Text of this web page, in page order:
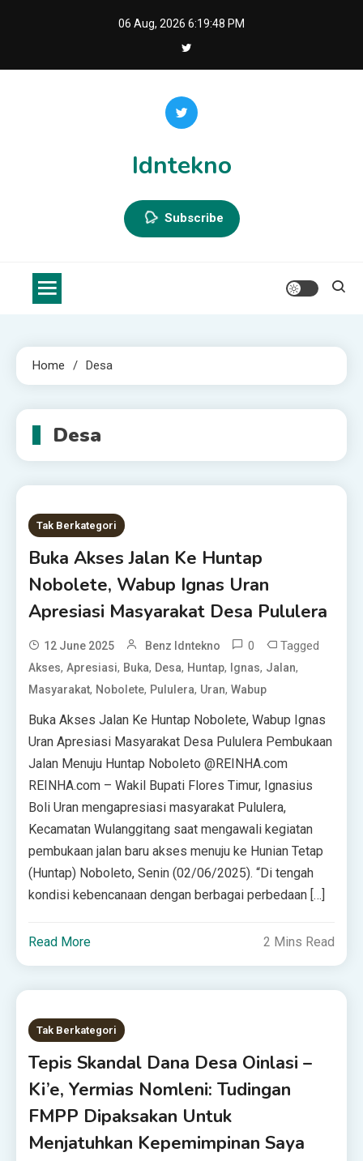
06 Aug, 2026 6:19:49 PM
Idntekno
Subscribe
Home Desa
Desa
Tak Berkategori
Buka Akses Jalan Ke Huntap
Nobolete, Wabup Ignas Uran
Apresiasi Masyarakat Desa Pululera
12 June 2025 Benz Idntekno 0 Tagged
Akses,Apresiasi, Buka, Desa, Huntap, Ignas, Jalan,
Masyarakat, Nobolete, Pululera, Uran,Wabup
Buka Akses Jalan Ke Huntap Nobolete, Wabup Ignas
Uran Apresiasi Masyarakat Desa Pululera Pembukaan
Jalan Menuju Huntap Noboleto @REINHA.com
REINHA.com – Wakil Bupati Flores Timur, Ignasius
Boli Uran mengapresiasi masyarakat Pululera,
Kecamatan Wulanggitang saat mengawali kegiatan
pembukaan jalan baru akses menuju ke Hunian Tetap
(Huntap) Noboleto, Senin (02/06/2025). “Di tengah
kondisi kebencanaan dengan berbagai perbedaan […]
Read More 2 Mins Read
Tak Berkategori
Tepis Skandal Dana Desa Oinlasi –
Ki’e, Yermias Nomleni: Tudingan
FMPP Dipaksakan Untuk
Menjatuhkan Kepemimpinan Saya